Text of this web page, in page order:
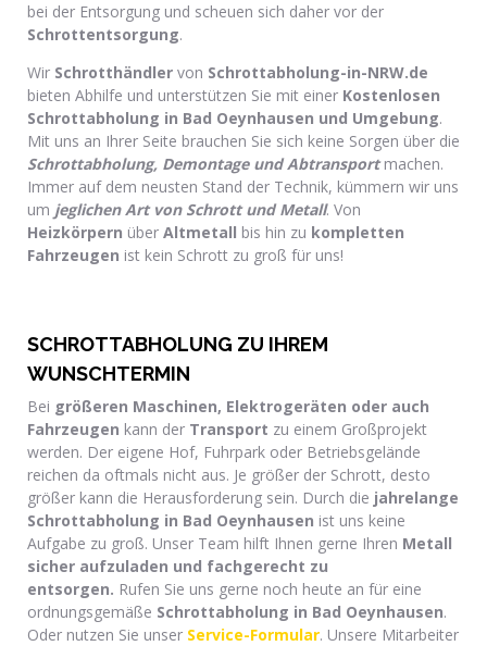
bei der Entsorgung und scheuen sich daher vor der
Schrottentsorgung.
Wir Schrotthändler von Schrottabholung-in-NRW.de
bieten Abhilfe und unterstützen Sie mit einer Kostenlosen
Schrottabholung in Bad Oeynhausen und Umgebung.
Mit uns an Ihrer Seite brauchen Sie sich keine Sorgen über die
Schrottabholung, Demontage und Abtransportmachen.
Immer auf dem neusten Stand der Technik, kümmern wir uns
um jeglichen Art von Schrott und Metall. Von
Heizkörpern über Altmetall bis hin zu kompletten
Fahrzeugen ist kein Schrott zu groß für uns!
SCHROTTABHOLUNG ZU IHREM
WUNSCHTERMIN
Bei größeren Maschinen, Elektrogeräten oder auch
Fahrzeugen kann der Transport zu einem Großprojekt
werden. Der eigene Hof, Fuhrpark oder Betriebsgelände
reichen da oftmals nicht aus. Je größer der Schrott, desto
größer kann die Herausforderung sein. Durch die jahrelange
Schrottabholung in Bad Oeynhausen ist uns keine
Aufgabe zu groß. Unser Team hilft Ihnen gerne Ihren Metall
sicher aufzuladen und fachgerecht zu
entsorgen. Rufen Sie uns gerne noch heute an für eine
ordnungsgemäße Schrottabholung in Bad Oeynhausen.
Oder nutzen Sie unser Service-Formular. Unsere Mitarbeiter